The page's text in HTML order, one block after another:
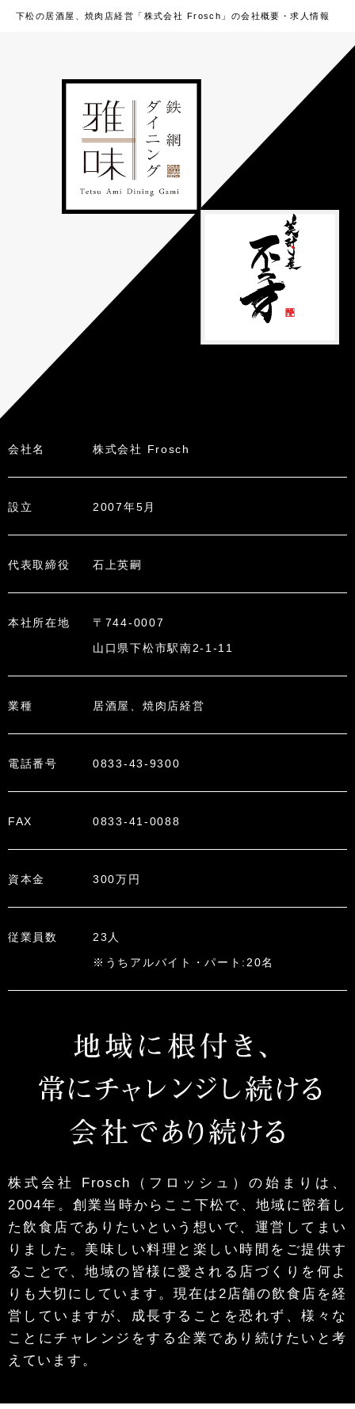
下松の居酒屋、焼肉店経営「株式会社 Frosch」の会社概要・求人情報
会社名 株式会社 Frosch
設立 2007年5月
代表取締役 石上英嗣
本社所在地
〒744-0007
山口県下松市駅南2-1-11
業種 居酒屋、焼肉店経営
電話番号 0833-43-9300
FAX 0833-41-0088
資本金 300万円
従業員数
23人
※うちアルバイト・パート:20名
株式会社 Frosch（フロッシュ）の始まりは、
2004年。創業当時からここ下松で、地域に密着し
た飲食店でありたいという想いで、運営してまい
りました。美味しい料理と楽しい時間をご提供す
ることで、地域の皆様に愛される店づくりを何よ
りも大切にしています。現在は2店舗の飲食店を経
営していますが、成長することを恐れず、様々な
ことにチャレンジをする企業であり続けたいと考
えています。